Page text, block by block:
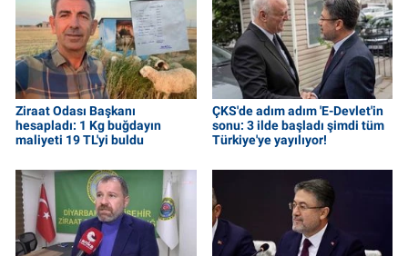
Ziraat Odası Başkanı
hesapladı: 1 Kg buğdayın
maliyeti 19 TL'yi buldu
ÇKS'de adım adım 'E-Devlet'in
sonu: 3 ilde başladı şimdi tüm
Türkiye'ye yayılıyor!